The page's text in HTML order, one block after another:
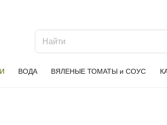
ВОДА ВЯЛЕНЫЕ ТОМАТЫ и СОУС